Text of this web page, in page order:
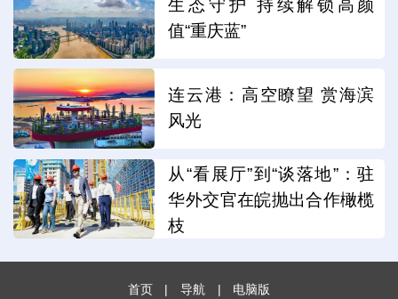
生态守护 持续解锁高颜
值“重庆蓝”
连云港：高空瞭望 赏海滨
风光
从“看展厅”到“谈落地”：驻
华外交官在皖抛出合作橄榄
枝
首页 | 导航 | 电脑版